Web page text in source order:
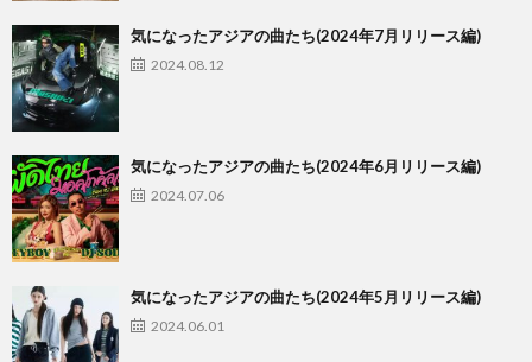
気になったアジアの曲たち(2024年7月リリース編)
2024.08.12
気になったアジアの曲たち(2024年6月リリース編)
2024.07.06
気になったアジアの曲たち(2024年5月リリース編)
2024.06.01